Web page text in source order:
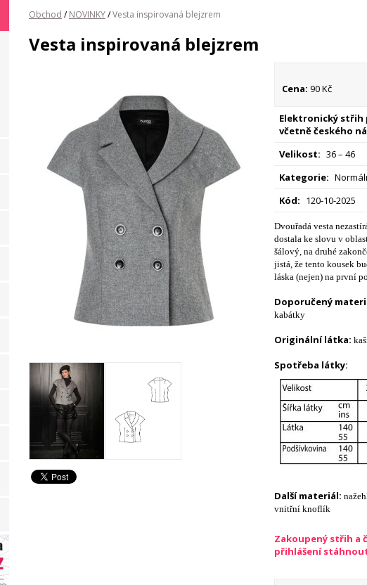
Obchod / NOVINKY/Vesta inspirovaná blejzrem
Vesta inspirovaná blejzrem
Cena: 90 Kč
Elektronický střih
včetně českého
Velikost: 36 – 46
Kategorie:
Kód: 120-10-2025
Dvouřadá vesta
dostala ke slovu v
šálový, na druhé
jistá, že tento kousek
láska (nejen) na první
Doporučený
kabátky
Originální látka:
Spotřeba látky:
Další materiál:
vnitřní knoflík
Zakoupený střih a
přihlášení